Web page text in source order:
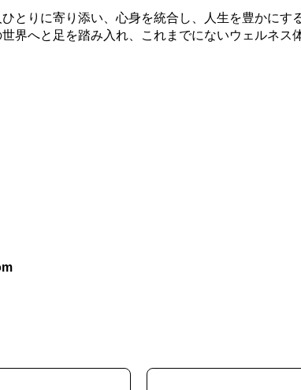
とりに寄り添い、心身を統合し、人生を豊かに
界へと足を踏み入れ、これまでにないウェルネス